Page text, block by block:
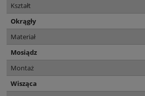
Kształt
Okrągły
Materiał
Mosiądz
Montaż
Wisząca